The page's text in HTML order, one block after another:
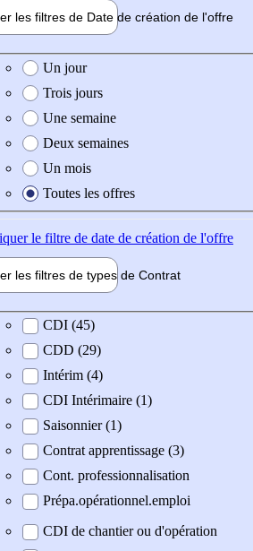
les filtres de Date de création de l'offre
de création de l'offre
Un jour
Trois jours
Une semaine
Deux semaines
Un mois
Toutes les offres
le filtre de date de création de l'offre
les filtres de types de Contrat
de contratCDI (45)
CDD (29)
Intérim (4)
CDI Intérimaire (1)
Saisonnier (1)
Contrat apprentissage (3)
Cont. professionnalisation
Prépa.opérationnel.emploi
CDI de chantier ou d'opération